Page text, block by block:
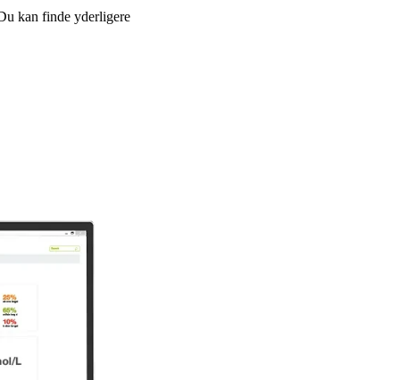
kan finde yderligere